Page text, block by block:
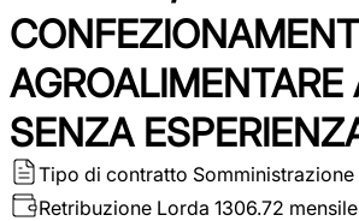
SENZA
Tipo di contratto Somministrazione
Retribuzione Lorda 1306.72 mensile